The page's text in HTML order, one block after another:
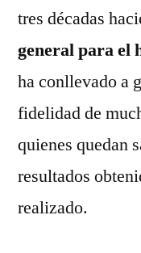
tres décadas
general para el
ha conllevado a
fidelidad de
quienes quedan
resultados
realizado.